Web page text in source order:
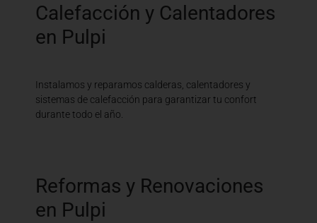
Calefacción y Calentadores
en Pulpi
Instalamos y reparamos calderas, calentadores y
sistemas de calefacción para garantizar tu confort
durante todo el año.
Reformas y Renovaciones
en Pulpi